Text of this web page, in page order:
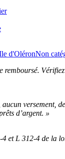
d'OléronNon
remboursé.
versement,
d’argent. »
et L 312-4 de la